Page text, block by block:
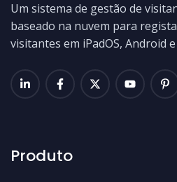
Um sistema de gestão de
baseado na nuvem para
visitantes em iPadOS, Android
Produto